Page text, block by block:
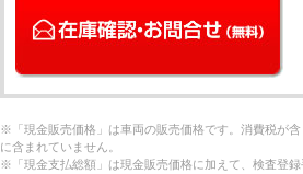
※「現金販売価格」は車両の販売価格です。消費税が
に含まれていません。
※「現金支払総額」は現金販売価格に加えて、検査登